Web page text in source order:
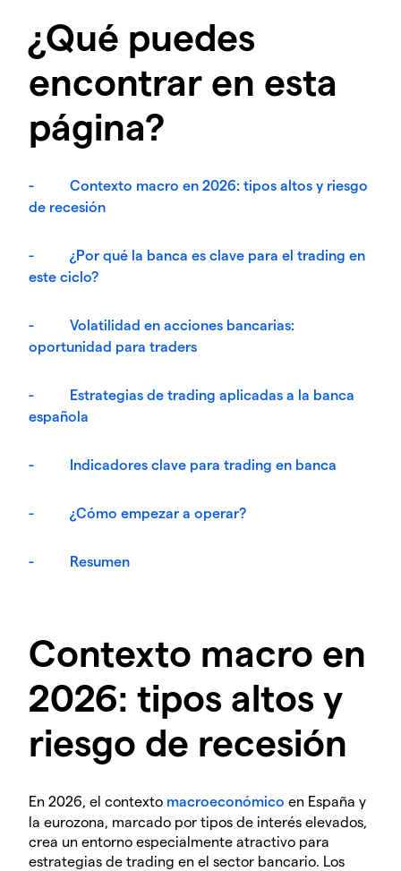
¿Qué puedes
encontrar en esta
página?
- Contexto macro en 2026: tipos altos y riesgo
de recesión
- ¿Por qué la banca es clave para el trading en
este ciclo?
- Volatilidad en acciones bancarias:
oportunidad para traders
- Estrategias de trading aplicadas a la banca
española
- Indicadores clave para trading en banca
- ¿Cómo empezar a operar?
- Resumen
Contexto macro en
2026: tipos altos y
riesgo de recesión
En 2026, el contexto macroeconómico en España y
la eurozona, marcado por tipos de interés elevados,
crea un entorno especialmente atractivo para
estrategias de trading en el sector bancario. Los